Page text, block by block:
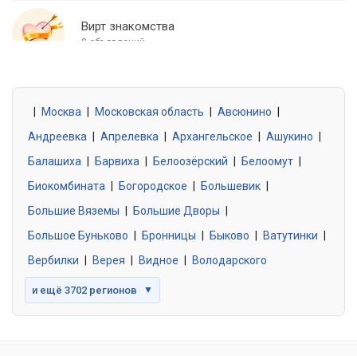
Вирт знакомства
0 объявлений
0 объявлений
Знакомства без обязательств
0 объявлений
Москва Московская область Авсюнино
Андреевка
Апрелевка Архангельское Ашукино
Балашиха
Барвиха Белоозёрский Белоомут
Биокомбината
Богородское Большевик
Большие Вяземы
Большие Дворы
Большое Буньково
Бронницы Быково Ватутинки
Вербилки
Верея Видное Володарского
и ещё 3702 регионов ▼